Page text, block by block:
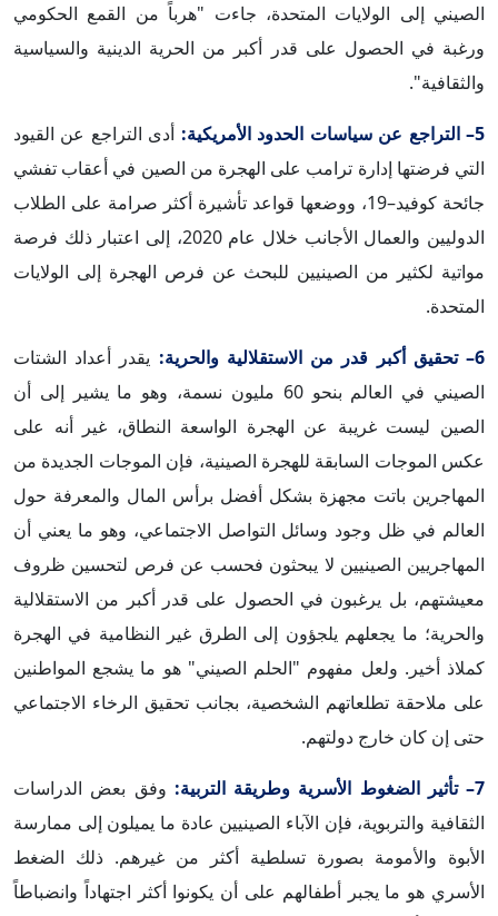
الصيني إلى الولايات المتحدة، جاءت "هرباً من القمع الحكومي
ورغبة في الحصول على قدر أكبر من الحرية الدينية والسياسية
والثقافية".
5– التراجع عن سياسات الحدود الأمريكية:
أدى التراجع عن القيود
التي فرضتها إدارة ترامب على الهجرة من الصين في أعقاب تفشي
جائحة كوفيد–19، ووضعها قواعد تأشيرة أكثر صرامة على الطلاب
الدوليين والعمال الأجانب خلال عام 2020، إلى اعتبار ذلك فرصة
مواتية لكثير من الصينيين للبحث عن فرص الهجرة إلى الولايات
المتحدة.
6– تحقيق أكبر قدر من الاستقلالية والحرية:
يقدر أعداد الشتات
الصيني في العالم بنحو 60 مليون نسمة، وهو ما يشير إلى أن
الصين ليست غريبة عن الهجرة الواسعة النطاق، غير أنه على
عكس الموجات السابقة للهجرة الصينية، فإن الموجات الجديدة من
المهاجرين باتت مجهزة بشكل أفضل برأس المال والمعرفة حول
العالم في ظل وجود وسائل التواصل الاجتماعي، وهو ما يعني أن
المهاجريين الصينيين لا يبحثون فحسب عن فرص لتحسين ظروف
معيشتهم، بل يرغبون في الحصول على قدر أكبر من الاستقلالية
والحرية؛ ما يجعلهم يلجؤون إلى الطرق غير النظامية في الهجرة
كملاذ أخير. ولعل مفهوم "الحلم الصيني" هو ما يشجع المواطنين
على ملاحقة تطلعاتهم الشخصية، بجانب تحقيق الرخاء الاجتماعي
حتى إن كان خارج دولتهم.
7– تأثير الضغوط الأسرية وطريقة التربية:
وفق بعض الدراسات
الثقافية والتربوية، فإن الآباء الصينيين عادة ما يميلون إلى ممارسة
الأبوة والأمومة بصورة تسلطية أكثر من غيرهم. ذلك الضغط
الأسري هو ما يجبر أطفالهم على أن يكونوا أكثر اجتهاداً وانضباطاً